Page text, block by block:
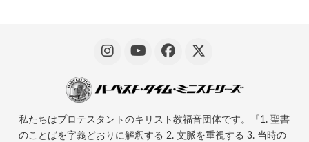
私たちはプロテスタントのキリスト教福音団体です。『1. 聖書
のことばを字義どおりに解釈する 2. 文脈を重視する 3. 当時の